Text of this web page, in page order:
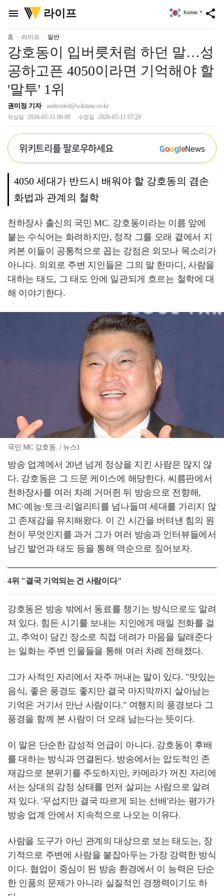
menu
위
키
리
라이프 share
Korean ▼
홈 라이프 일반
강호동이 입버릇처럼 하던 말…성
공하고픈 4050이라면 기억해야 할
'말투' 1위
권미정 기자 undecided@wikitree.co.kr
작성일 2026-05-11 06:00 수정일 2026-05-11 07:29
위키트리를 팔로우하세요 GoogleNews
4050 세대가 반드시 배워야 할 강호동의 겸손
화법과 관계의 철학
천하장사 출신의 국민 MC. 강호동이라는 이름 앞에
붙는 수식어는 화려하지만, 정작 그를 오래 곁에서 지
켜본 이들이 공통적으로 꼽는 강점은 외모나 목소리가
아니다. 의외로 주변 지인들은 그의 말 한마디, 사람을
대하는 태도, 그 태도 안에 일관되게 흐르는 철학에 대
해 이야기한다.
국민 MC 강호동. / 뉴스1
방송 업계에서 20년 넘게 정상을 지킨 사람은 많지 않
다. 강호동은 그 드문 케이스에 해당한다. 씨름판에서
천하장사를 여러 차례 거머쥔 뒤 방송으로 전향해,
MC·예능·토크·리얼리티를 넘나들며 세대를 가리지 않
고 존재감을 유지해왔다. 이 긴 시간을 버텨낸 힘의 원
천이 무엇인지를 과거 그가 여러 방송과 인터뷰들에서
남긴 발언과 태도 등을 통해 역순으로 짚어보자.
4위 "결국 기억되는 건 사람이다"
강호동은 방송 밖에서 동료를 챙기는 방식으로도 알려
져 있다. 힘든 시기를 보내는 지인에게 매일 전화를 걸
고, 추억이 담긴 장소로 직접 데려가 마음을 달래준다
는 일화는 주변 인물들을 통해 여러 차례 전해졌다.
그가 사적인 자리에서 자주 꺼내는 말이 있다. "맛있는
음식, 좋은 풍경도 좋지만 결국 마지막까지 살아남는
기억은 거기서 만난 사람이다." 여행지의 풍경보다 그
풍경을 함께 본 사람이 더 오래 남는다는 뜻이다.
이 말은 단순한 감성적 언급이 아니다. 강호동이 후배
를 대하는 방식과 연결된다. 방송에서는 압도적인 존
재감으로 분위기를 주도하지만, 카메라가 꺼진 자리에
서는 상대의 감정 상태를 먼저 살피는 사람으로 알려
져 있다. '무섭지만 결국 따르게 되는 선배'라는 평가가
방송 업계 안에서 지속적으로 나오는 이유다.
사람을 도구가 아닌 관계의 대상으로 보는 태도는, 장
기적으로 주변에 사람을 붙잡아두는 가장 강력한 방식
이다. 협업이 중심이 된 방송 환경에서 이 능력은 단순
한 인품의 문제가 아니라 실질적인 경쟁력이기도 하